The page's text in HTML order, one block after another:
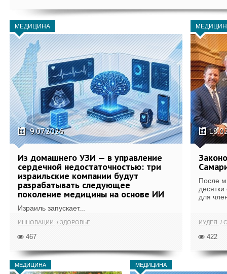
МЕДИЦИНА
9.07.2026
Из домашнего УЗИ — в управление
сердечной недостаточностью: три
израильские компании будут
разрабатывать следующее
поколение медицины на основе ИИ
Израиль запускает...
ИННОВАЦИИ ЗДОРОВЬЕ
467
После
для
ИУДЕЯ
422
МЕДИЦИНА МЕДИЦИНА